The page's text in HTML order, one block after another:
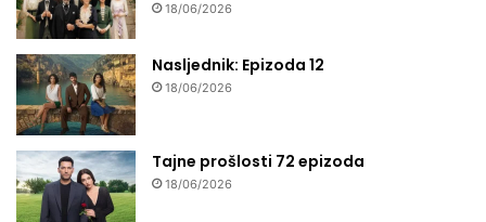
18/06/2026
Nasljednik: Epizoda 12
18/06/2026
Tajne prošlosti 72 epizoda
18/06/2026